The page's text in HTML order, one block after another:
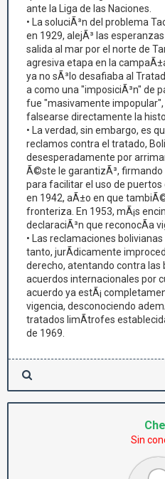
ante la Liga de las Naciones.
• La soluciÃ³n del problema
en 1929, alejÃ³ las
salida al mar por el norte de
agresiva etapa en la
ya no sÃ³lo desafiaba al
a como una "imposiciÃ³n" de
fue "masivamente
falsearse directamente la
• La verdad, sin embargo, es
reclamos contra el tratado,
desesperadamente por
Ã©ste le garantizÃ³, firmando
para facilitar el uso de
en 1942, aÃ±o en que
fronteriza. En 1953, mÃ¡s
declaraciÃ³n que reconocÃ­a
• Las reclamaciones
tanto, jurÃ­dicamente
derecho, atentando contra las
acuerdos internacionales por
acuerdo ya estÃ¡
vigencia, desconociendo
tratados limÃ­trofes
de 1969.
Sin